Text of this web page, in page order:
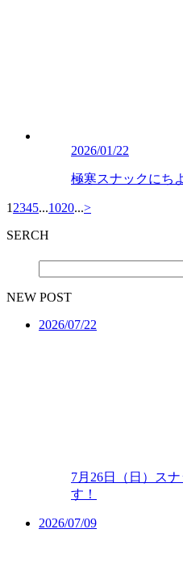
2026/01/22
極寒スナックにち
1 2345...1020...>
SERCH
NEW POST
2026/07/22
7月26日（日）ス
す！
2026/07/09